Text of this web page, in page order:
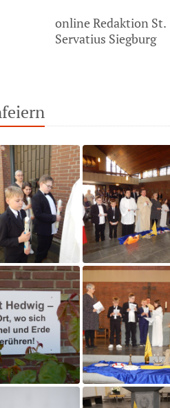
online Redaktion St.
Servatius Siegburg